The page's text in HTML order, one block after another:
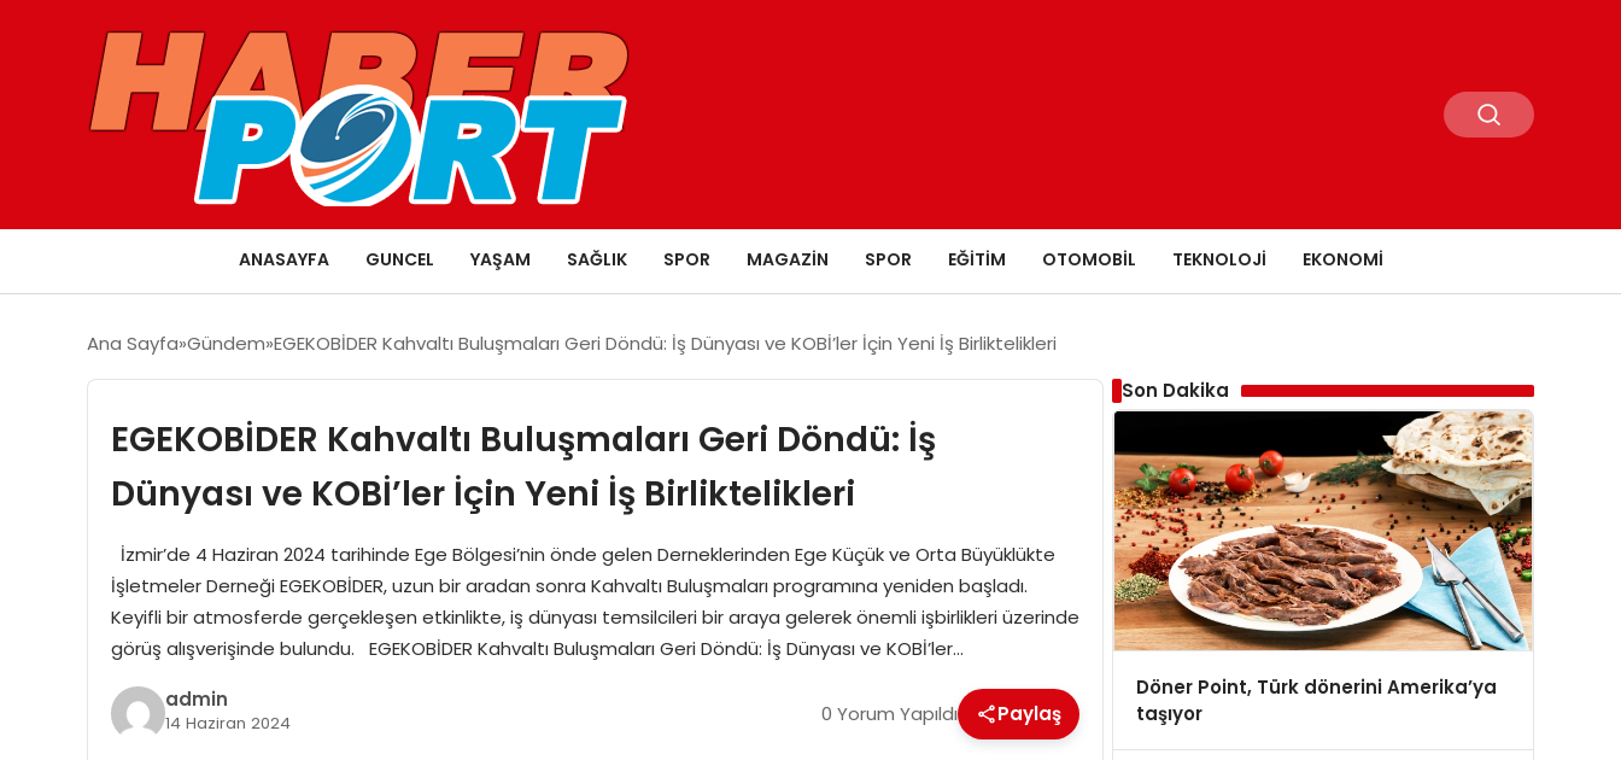
ANASAYFA GUNCEL YAŞAM SAĞLIK SPOR MAGAZIN SPOR EĞITIM OTOMOBIL TEKNOLOJI EKONOMI
Ana Sayfa Gündem EGEKOBİDER Kahvaltı Buluşmaları Geri Döndü: İş Dünyası ve KOBİ’ler İçin Yeni İş Birliktelikleri
EGEKOBİDER Kahvaltı Buluşmaları Geri Döndü: İş
Dünyası ve KOBİ’ler İçin Yeni İş Birliktelikleri
İzmir’de 4 Haziran 2024 tarihinde Ege Bölgesi’nin önde gelen Derneklerinden Ege Küçük ve Orta Büyüklükte
İşletmeler Derneği EGEKOBİDER, uzun bir aradan sonra Kahvaltı Buluşmaları programına yeniden başladı.
Keyifli bir atmosferde gerçekleşen etkinlikte, iş dünyası temsilcileri bir araya gelerek önemli işbirlikleri üzerinde
görüş alışverişinde bulundu. EGEKOBİDER Kahvaltı Buluşmaları Geri Döndü: İş Dünyası ve KOBİ’ler…
admin
14 Haziran 2024 0 Yorum Yapıldı Paylaş
Son Dakika
Döner Point, Türk dönerini Amerika’ya
taşıyor